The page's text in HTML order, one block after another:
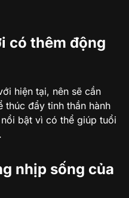
có thêm động
hiện tại, nên sẽ cần
thúc đẩy tinh thần hành
bật vì có thể giúp tuổi
nhịp sống của